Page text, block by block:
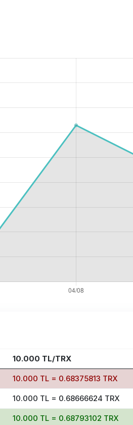
10.000 TL/TRX
10.000 TL = 0.68375813 TRX
10.000 TL = 0.68666624 TRX
10.000 TL = 0.68793102 TRX